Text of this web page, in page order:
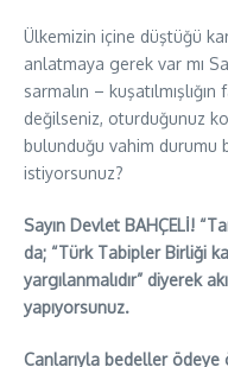
Ülkemizin içine düştüğü
anlatmaya gerek var mı
sarmalın –
değilseniz, oturduğunuz
bulunduğu vahim durumu
istiyorsunuz?
Sayın Devlet BAHÇELİ!
da; “Türk Tabipler Birliği
yargılanmalıdır” diyerek
yapıyorsunuz.
Canlarıyla bedeller